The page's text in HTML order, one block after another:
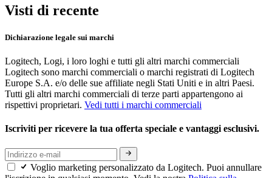
Visti di recente
Dichiarazione legale sui marchi
Logitech, Logi, i loro loghi e tutti gli altri marchi commerciali
Logitech sono marchi commerciali o marchi registrati di Logitech
Europe S.A. e/o delle sue affiliate negli Stati Uniti e in altri Paesi.
Tutti gli altri marchi commerciali di terze parti appartengono ai
rispettivi proprietari. Vedi tutti i marchi commerciali
Iscriviti per ricevere la tua offerta speciale e vantaggi esclusivi.
Voglio marketing personalizzato da Logitech. Puoi annullare